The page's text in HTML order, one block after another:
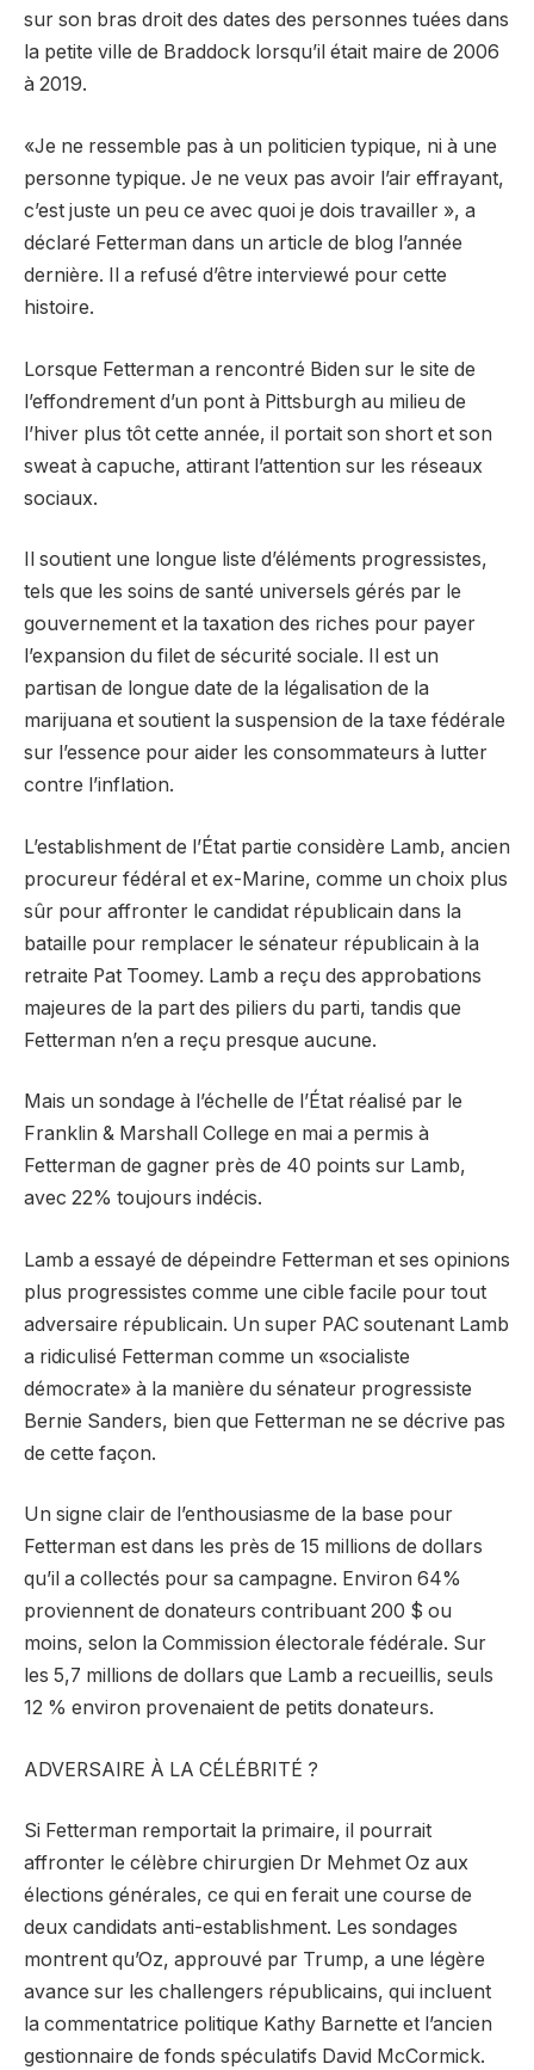
sur son bras droit des dates des personnes tuées dans
la petite ville de Braddock lorsqu’il était maire de 2006
à 2019.
«Je ne ressemble pas à un politicien typique, ni à une
personne typique. Je ne veux pas avoir l’air effrayant,
c’est juste un peu ce avec quoi je dois travailler », a
déclaré Fetterman dans un article de blog l’année
dernière. Il a refusé d’être interviewé pour cette
histoire.
Lorsque Fetterman a rencontré Biden sur le site de
l’effondrement d’un pont à Pittsburgh au milieu de
l’hiver plus tôt cette année, il portait son short et son
sweat à capuche, attirant l’attention sur les réseaux
sociaux.
Il soutient une longue liste d’éléments progressistes,
tels que les soins de santé universels gérés par le
gouvernement et la taxation des riches pour payer
l’expansion du filet de sécurité sociale. Il est un
partisan de longue date de la légalisation de la
marijuana et soutient la suspension de la taxe fédérale
sur l’essence pour aider les consommateurs à lutter
contre l’inflation.
L’establishment de l’État partie considère Lamb, ancien
procureur fédéral et ex-Marine, comme un choix plus
sûr pour affronter le candidat républicain dans la
bataille pour remplacer le sénateur républicain à la
retraite Pat Toomey. Lamb a reçu des approbations
majeures de la part des piliers du parti, tandis que
Fetterman n’en a reçu presque aucune.
Mais un sondage à l’échelle de l’État réalisé par le
Franklin & Marshall College en mai a permis à
Fetterman de gagner près de 40 points sur Lamb,
avec 22% toujours indécis.
Lamb a essayé de dépeindre Fetterman et ses opinions
plus progressistes comme une cible facile pour tout
adversaire républicain. Un super PAC soutenant Lamb
a ridiculisé Fetterman comme un «socialiste
démocrate» à la manière du sénateur progressiste
Bernie Sanders, bien que Fetterman ne se décrive pas
de cette façon.
Un signe clair de l’enthousiasme de la base pour
Fetterman est dans les près de 15 millions de dollars
qu’il a collectés pour sa campagne. Environ 64%
proviennent de donateurs contribuant 200 $ ou
moins, selon la Commission électorale fédérale. Sur
les 5,7 millions de dollars que Lamb a recueillis, seuls
12 % environ provenaient de petits donateurs.
ADVERSAIRE À LA CÉLÉBRITÉ ?
Si Fetterman remportait la primaire, il pourrait
affronter le célèbre chirurgien Dr Mehmet Oz aux
élections générales, ce qui en ferait une course de
deux candidats anti-establishment. Les sondages
montrent qu’Oz, approuvé par Trump, a une légère
avance sur les challengers républicains, qui incluent
la commentatrice politique Kathy Barnette et l’ancien
gestionnaire de fonds spéculatifs David McCormick.